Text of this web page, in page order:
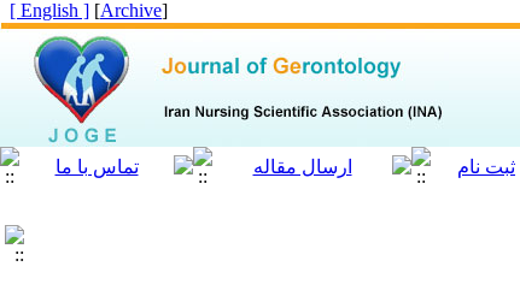
[
Archive
]
[ English ]